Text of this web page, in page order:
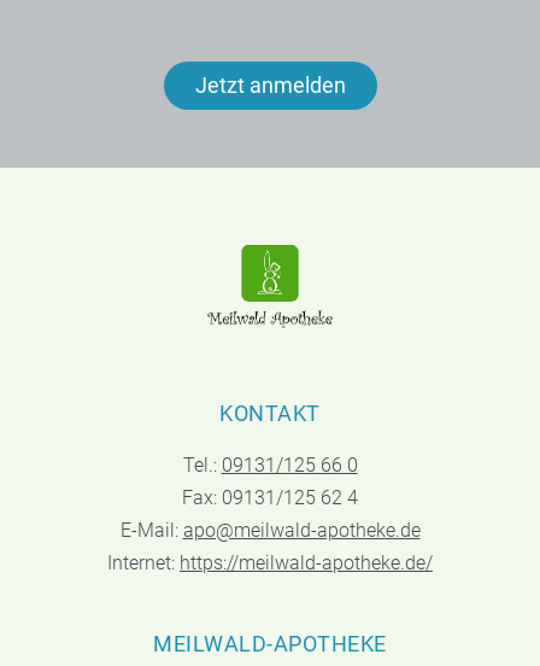
Jetzt anmelden
KONTAKT
Tel.: 09131/125 66 0
Fax: 09131/125 62 4
E-Mail: apo@meilwald-apotheke.de
Internet: https://meilwald-apotheke.de/
MEILWALD-APOTHEKE